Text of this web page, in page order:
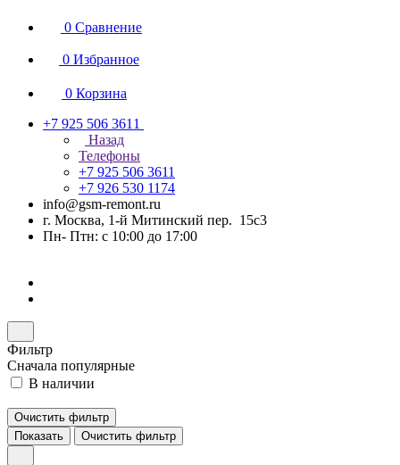
0 Сравнение
0 Избранное
0 Корзина
+7 925 506 3611
Назад
Телефоны
+7 925 506 3611
+7 926 530 1174
info@gsm-remont.ru
г. Москва, 1-й Митинский пер. 15с3
Пн- Птн: с 10:00 до 17:00
Фильтр
Сначала популярные
В наличии
Очистить фильтр
Показать
Очистить фильтр